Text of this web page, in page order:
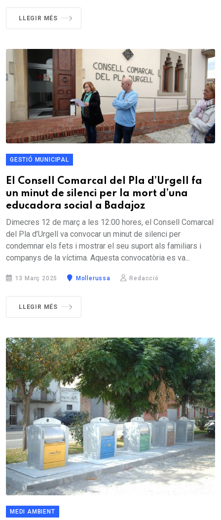
LLEGIR MÉS
GESTIÓ MUNICIPAL
El Consell Comarcal del Pla d’Urgell fa
un minut de silenci per la mort d’una
educadora social a Badajoz
Dimecres 12 de març a les 12:00 hores, el Consell Comarcal
del Pla d’Urgell va convocar un minut de silenci per
condemnar els fets i mostrar el seu suport als familiars i
companys de la víctima. Aquesta convocatòria es va...
13 Març 2025 Mollerussa Redacció
LLEGIR MÉS
MEDI AMBIENT